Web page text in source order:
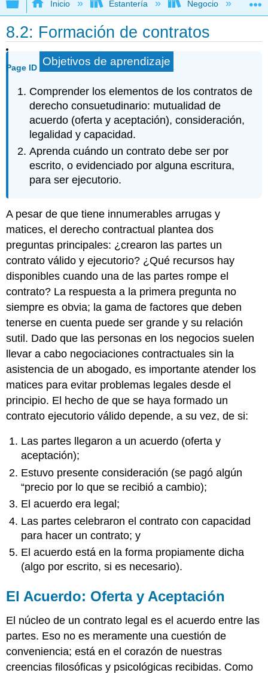
Expandir/contraer jerarquía global
Inicio Estantería Negocio
8.2: Formación de contratos
Page ID Objetivos de aprendizaje
Comprender los elementos de los contratos de
derecho consuetudinario: mutualidad de
acuerdo (oferta y aceptación), consideración,
legalidad y capacidad.
Aprenda cuándo un contrato debe ser por
escrito, o evidenciado por alguna escritura,
para ser ejecutorio.
A pesar de que tiene innumerables arrugas y
matices, el derecho contractual plantea dos
preguntas principales: ¿crearon las partes un
contrato válido y ejecutorio? ¿Qué recursos hay
disponibles cuando una de las partes rompe el
contrato? La respuesta a la primera pregunta no
siempre es obvia; la gama de factores que deben
tenerse en cuenta puede ser grande y su relación
sutil. Dado que las personas en los negocios suelen
llevar a cabo negociaciones contractuales sin la
asistencia de un abogado, es importante atender los
matices para evitar problemas legales desde el
principio. El hecho de que se haya formado un
contrato ejecutorio válido depende, a su vez, de si:
Las partes llegaron a un acuerdo (oferta y
aceptación);
Estuvo presente consideración (se pagó algún
“precio por lo que se recibió a cambio);
El acuerdo era legal;
Las partes celebraron el contrato con capacidad
para hacer un contrato; y
El acuerdo está en la forma propiamente dicha
(algo por escrito, si es necesario).
El Acuerdo: Oferta y Aceptación
El núcleo de un contrato legal es el acuerdo entre las
partes. Eso no es meramente una cuestión de
conveniencia; está en el corazón de nuestras
creencias filosóficas y psicológicas recibidas. Como